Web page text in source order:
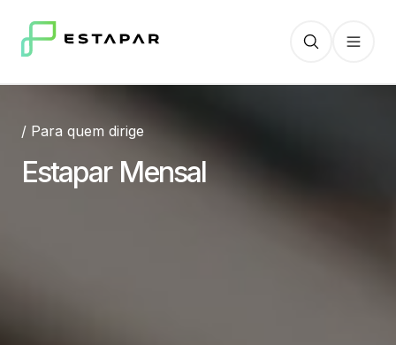
/ Para quem dirige
Estapar Mensal